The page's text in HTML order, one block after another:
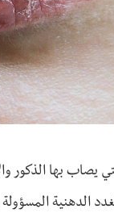
يصاب بها
الدهنية